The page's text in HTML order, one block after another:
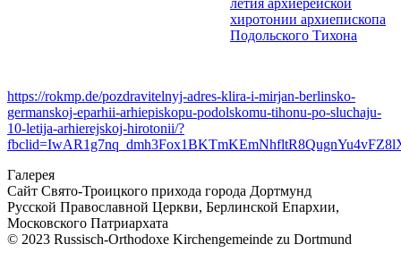
летия архиерейской
хиротонии архиепископа
Подольского Тихона
https://rokmp.de/pozdravitelnyj-adres-klira-i-mirjan-berlinsko-
germanskoj-eparhii-arhiepiskopu-podolskomu-tihonu-po-sluchaju-
10-letija-arhierejskoj-hirotonii/?
Галерея
Сайт Свято-Троицкого прихода города Дортмунд
Русской Православной Церкви, Берлинской Епархии,
Московского Патриархата
© 2023 Russisch-Orthodoxe Kirchengemeinde zu Dortmund